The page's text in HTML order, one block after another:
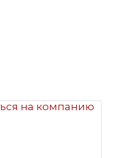
на компанию